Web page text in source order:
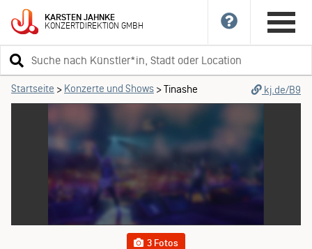
KARSTENJAHNKE
KONZERTDIREKTIONGMBH
Suchbegriff
eingeben
Startseite > Konzerte und Shows >Tinashe kj.de/B9
3 Fotos